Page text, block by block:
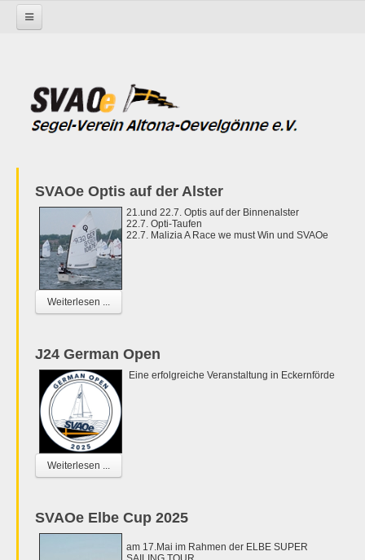
SVAOe Optis auf der Alster
21.und 22.7. Optis auf der Binnenalster
22.7. Opti-Taufen
22.7. Malizia A Race we must Win und SVAOe
Weiterlesen ...
J24 German Open
Eine erfolgreiche Veranstaltung in Eckernförde
Weiterlesen ...
SVAOe Elbe Cup 2025
am 17.Mai im Rahmen der ELBE SUPER